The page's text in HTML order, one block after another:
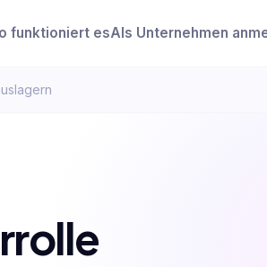
funktioniert esAls Unternehmen